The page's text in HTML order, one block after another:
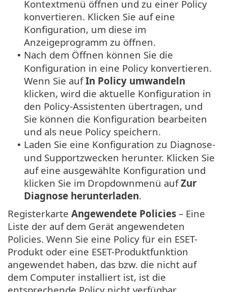
Kontextmenü öffnen und zu einer Policy
konvertieren. Klicken Sie auf eine
Konfiguration, um diese im
Anzeigeprogramm zu öffnen.
• Nach dem Öffnen können Sie die
Konfiguration in eine Policy konvertieren.
Wenn Sie aufIn Policy umwandeln
klicken, wird die aktuelle Konfiguration in
den Policy-Assistenten übertragen, und
Sie können die Konfiguration bearbeiten
und als neue Policy speichern.
• Laden Sie eine Konfiguration zu Diagnose-
und Supportzwecken herunter. Klicken Sie
auf eine ausgewählte Konfiguration und
klicken Sie im Dropdownmenü aufZur
Diagnose herunterladen.
Registerkarte Angewendete Policies – Eine
Liste der auf dem Gerät angewendeten
Policies. Wenn Sie eine Policy für ein ESET-
Produkt oder eine ESET-Produktfunktion
angewendet haben, das bzw. die nicht auf
dem Computer installiert ist, ist die